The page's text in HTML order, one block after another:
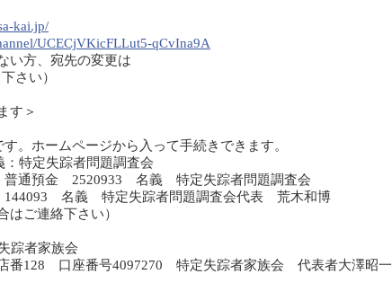
kai.jp/
UCECjVKicFLLut5-qCvIna9A
い方、宛先の変更は
さい）
す＞
。ホームページから入って手続きできます。
：特定失踪者問題調査会
通預金 2520933 名義 特定失踪者問題調査会
名義 特定失踪者問題調査会代表 荒木和博
はご連絡下さい）
踪者家族会
128 口座番号4097270 特定失踪者家族会 代表者大澤昭一